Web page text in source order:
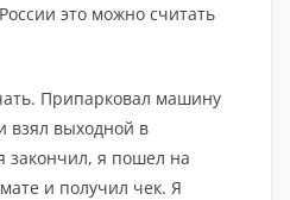
это можно считать
Припарковал машину
взял выходной в
закончил, я пошел на
и получил чек. Я